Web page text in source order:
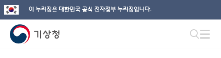
이 누리집은 대한민국 공식 전자정부 누리집입니다.